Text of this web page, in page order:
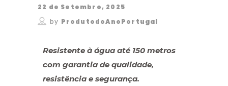
22 de Setembro, 2025
by ProdutodoAnoPortugal
Resistente à água até 150 metros
com garantia de qualidade,
resistência e segurança.